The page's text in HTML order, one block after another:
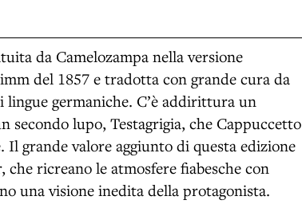
da Camelozampa nella versione
del 1857 e tradotta con grande cura da
germaniche. C’è addirittura un
secondo lupo, Testagrigia, che Cappuccetto
Il grande valore aggiunto di questa edizione
ricreano le atmosfere fiabesche con
una visione inedita della protagonista.